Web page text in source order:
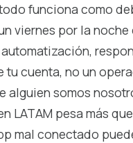
funciona como
viernes por la noche
tu cuenta, no un
alguien somos
LATAM pesa más
mal conectado